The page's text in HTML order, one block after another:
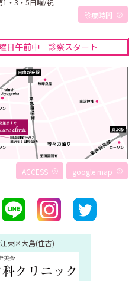
・3・5日曜/祝
診療時間
日午前中 診察スタート
ACCESS google map
江東区大島(住吉)